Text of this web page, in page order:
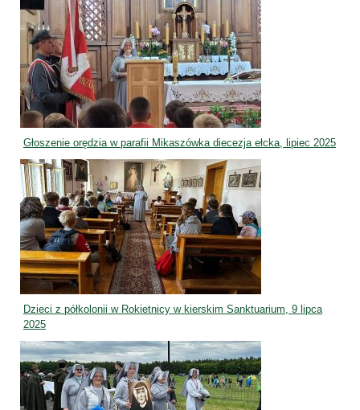
Głoszenie orędzia w parafii Mikaszówka diecezja ełcka, lipiec 2025
Dzieci z półkolonii w Rokietnicy w kierskim Sanktuarium, 9 lipca
2025